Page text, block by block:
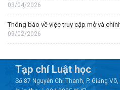
03/04/2026
Thông báo về việc truy cập mở và
09/02/2026
Tạp chí Luật học
Số 87 Nguyễn Chí Thanh, P. Giảng